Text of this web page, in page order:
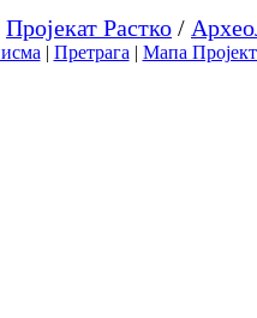
Пројекат Растко /
| Претрага| Мапа